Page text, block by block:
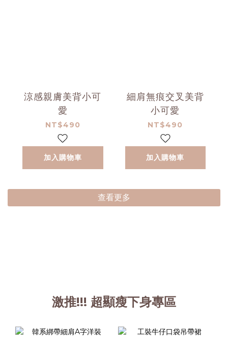
涼感親膚美背小可
愛
NT$490
加入購物車
細肩無痕交叉美背
小可愛
NT$490
加入購物車
查看更多
激推!!! 超顯瘦下身專區